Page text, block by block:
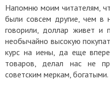
Напомню моим читателям,
были совсем другие, чем
говорили, доллар живет и
необычайно высокую
курс на иены, да еще
товаров, делал нас не
советским меркам, богатыми.